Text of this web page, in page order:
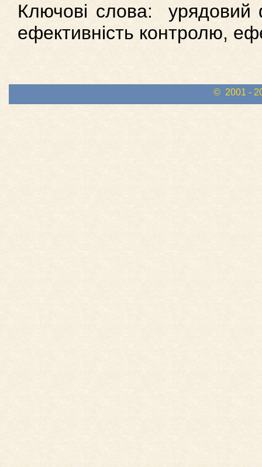
Ключові слова: урядовий
ефективність контролю,
© 2001 -